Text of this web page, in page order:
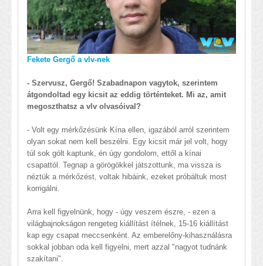
Fekete Gergő a vlv-nek
- Szervusz, Gergő! Szabadnapon vagytok, szerintem
átgondoltad egy kicsit az eddig történteket. Mi az, amit
megoszthatsz a vlv olvasóival?
- Volt egy mérkőzésünk Kína ellen, igazából arról szerintem
olyan sokat nem kell beszélni. Egy kicsit már jel volt, hogy
túl sok gólt kaptunk, én úgy gondolom, ettől a kínai
csapattól. Tegnap a görögökkel játszottunk, ma vissza is
néztük a mérkőzést, voltak hibáink, ezeket próbáltuk most
korrigálni.
Arra kell figyelnünk, hogy - úgy veszem észre, - ezen a
világbajnokságon rengeteg kiállítást ítélnek, 15-16 kiállítást
kap egy csapat meccsenként. Az emberelőny-kihasználásra
sokkal jobban oda kell figyelni, mert azzal "nagyot tudnánk
szakítani".